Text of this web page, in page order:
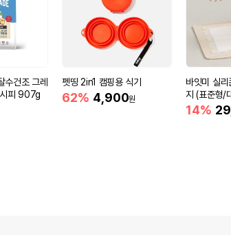
수건조 그레
피 907g
펫띵 2in1 캠핑용 식기
62% 4,900원
바잇미 실리
지 (표준형/
14%